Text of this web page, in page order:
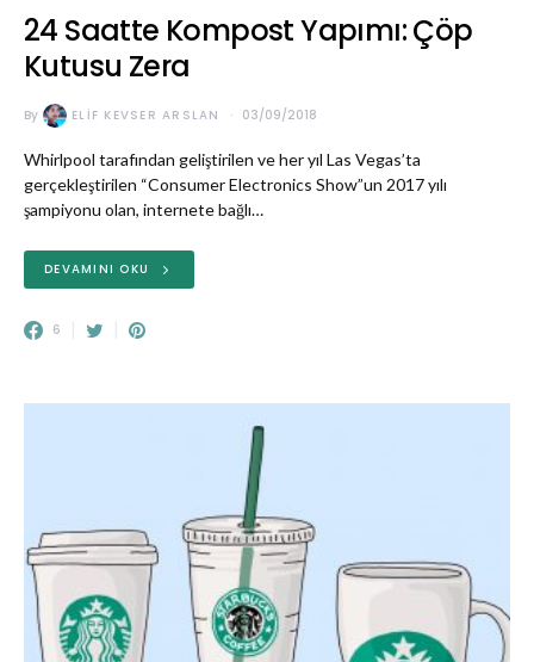
24 Saatte Kompost Yapımı: Çöp
Kutusu Zera
By ELIF KEVSER ARSLAN 03/09/2018
Whirlpool tarafından geliştirilen ve her yıl Las Vegas’ta
gerçekleştirilen “Consumer Electronics Show”un 2017 yılı
şampiyonu olan, internete bağlı…
DEVAMINI OKU
6